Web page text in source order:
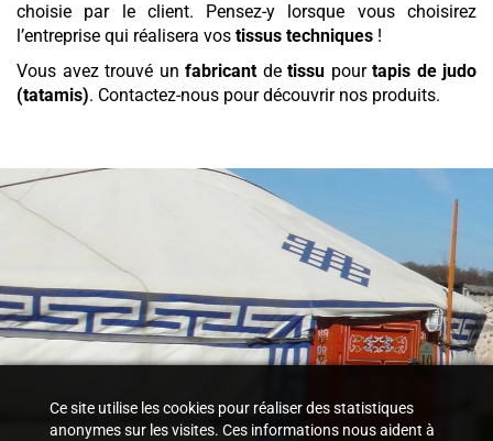
choisie par le client. Pensez-y lorsque vous choisirez
l’entreprise qui réalisera vos tissus techniques !
Vous avez trouvé un fabricant de tissu pour tapis de judo
(tatamis). Contactez-nous pour découvrir nos produits.
Ce site utilise les cookies pour réaliser des statistiques
anonymes sur les visites. Ces informations nous aident à